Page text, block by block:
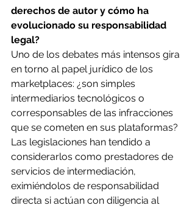
derechos de autor y cómo ha
evolucionado su responsabilidad
legal?
Uno de los debates más intensos gira
en torno al papel jurídico de los
marketplaces: ¿son simples
intermediarios tecnológicos o
corresponsables de las infracciones
que se cometen en sus plataformas?
Las legislaciones han tendido a
considerarlos como prestadores de
servicios de intermediación,
eximiéndolos de responsabilidad
directa si actúan con diligencia al